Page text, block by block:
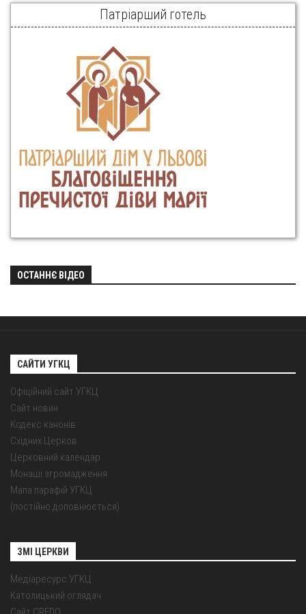
Патріарший готель
ОСТАННЄ ВІДЕО
САЙТИ УГКЦ
Офіційний сайт УГКЦ
Сайт новин
Кодекс канонів
Східних Церков
Церковний календар
Монаші згромадження
Мапа парафій УГКЦ
(постійно доповнюється)
ЗМІ ЦЕРКВИ
Медіаресурс УГКЦ
Католицький оглядач